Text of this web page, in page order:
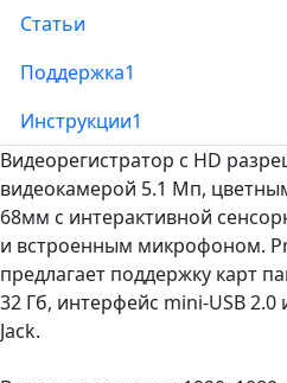
Статьи
Поддержка1
Инструкции1
Видеорегистратор с HD
видеокамерой 5.1 Мп,
68мм с интерактивной
и встроенным микрофоном.
предлагает поддержку карт
32 Гб, интерфейс mini-USB
Jack.